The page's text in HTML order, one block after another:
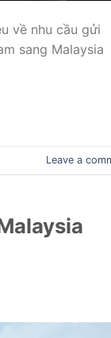
về nhu cầu gửi
sang Malaysia
Leave a